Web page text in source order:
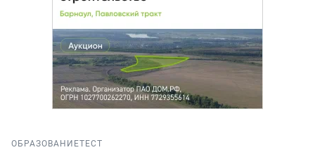
ОБРАЗОВАНИЕТЕСТ